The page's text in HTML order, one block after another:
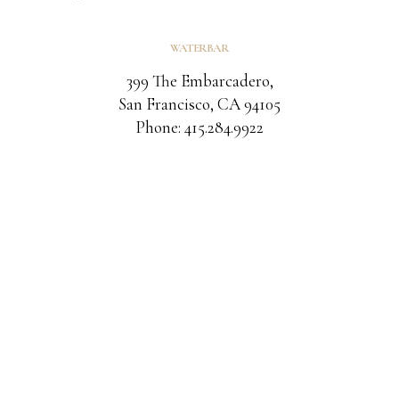
WATERBAR
399 The Embarcadero,
San Francisco, CA 94105
Phone: 415.284.9922